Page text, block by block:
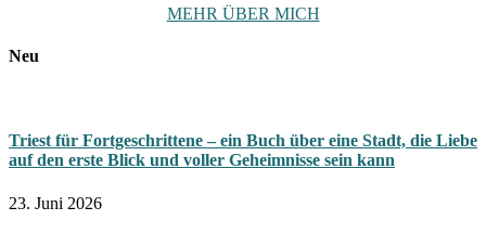
MEHR ÜBER MICH
Neu
Triest für Fortgeschrittene – ein Buch über eine Stadt, die Liebe
auf den erste Blick und voller Geheimnisse sein kann
23. Juni 2026